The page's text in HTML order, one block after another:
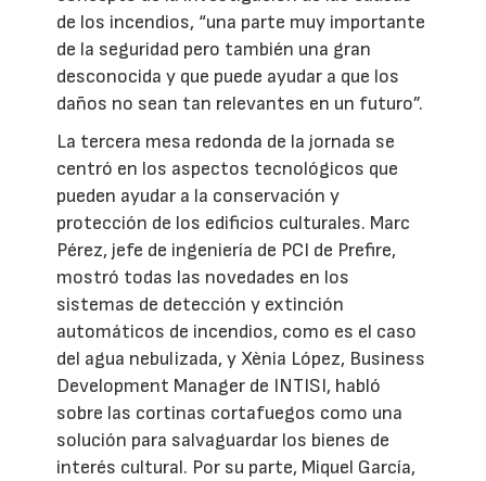
de los incendios, “una parte muy importante
de la seguridad pero también una gran
desconocida y que puede ayudar a que los
daños no sean tan relevantes en un futuro”.
La tercera mesa redonda de la jornada se
centró en los aspectos tecnológicos que
pueden ayudar a la conservación y
protección de los edificios culturales. Marc
Pérez, jefe de ingeniería de PCI de Prefire,
mostró todas las novedades en los
sistemas de detección y extinción
automáticos de incendios, como es el caso
del agua nebulizada, y Xènia López, Business
Development Manager de INTISI, habló
sobre las cortinas cortafuegos como una
solución para salvaguardar los bienes de
interés cultural. Por su parte, Miquel García,